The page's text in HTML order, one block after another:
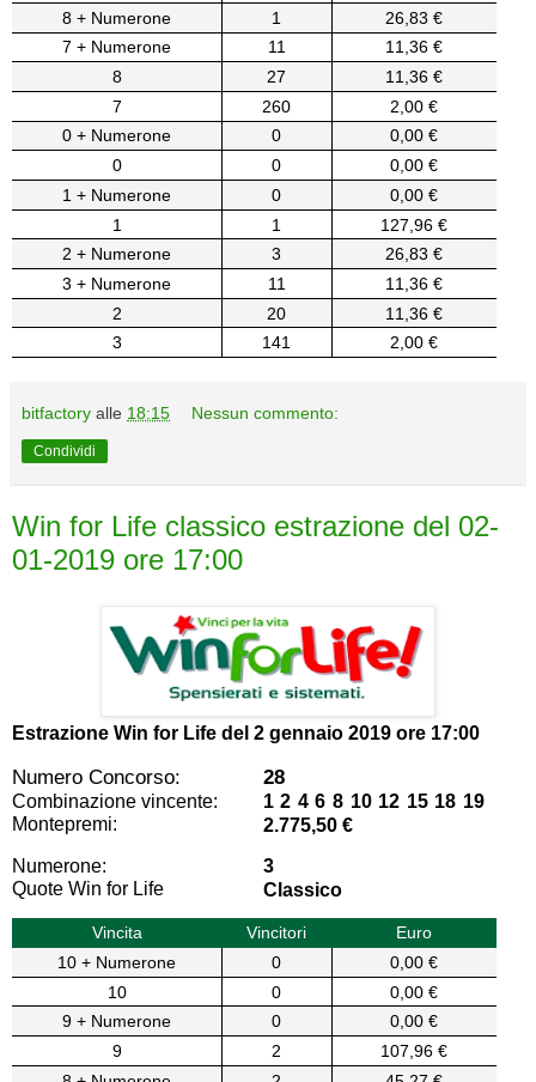
8 + Numerone
1
26,83 €
7 + Numerone
11
11,36 €
8
27
11,36 €
7
260
2,00 €
0 + Numerone
0
0,00 €
0
0
0,00 €
1 + Numerone
0
0,00 €
1
1
127,96 €
2 + Numerone
3
26,83 €
3 + Numerone
11
11,36 €
2
20
11,36 €
3
141 2,00 €
bitfactory alle 18:15 Nessun commento:
Condividi
Win for Life classico estrazione del 02-
01-2019 ore 17:00
Estrazione Win for Life del 2 gennaio 2019 ore 17:00
Numero Concorso: 28
Combinazione vincente:
1 2 4 6 8 10 12 15 18 19
Montepremi:
2.775,50 €
Numerone:
3
Quote Win for Life
Classico
Vincita Vincitori
Euro
10 + Numerone
0
0,00 €
10
0
0,00 €
9 + Numerone
0
0,00 €
9
2
107,96 €